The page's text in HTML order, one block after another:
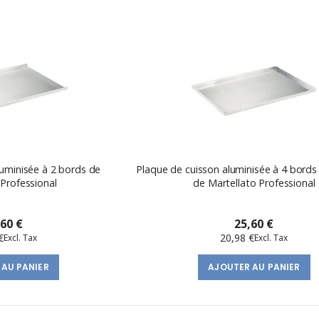
à 2 bords de
€
PANIER
Plaque de cuisson aluminisée à 4
de Martellato Professional
25,60 €
20,98 €
AJOUTER AU PANIER